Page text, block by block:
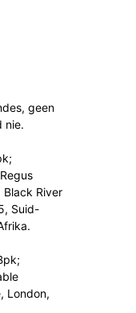
geen
nie.
Black River
Suid-
London,